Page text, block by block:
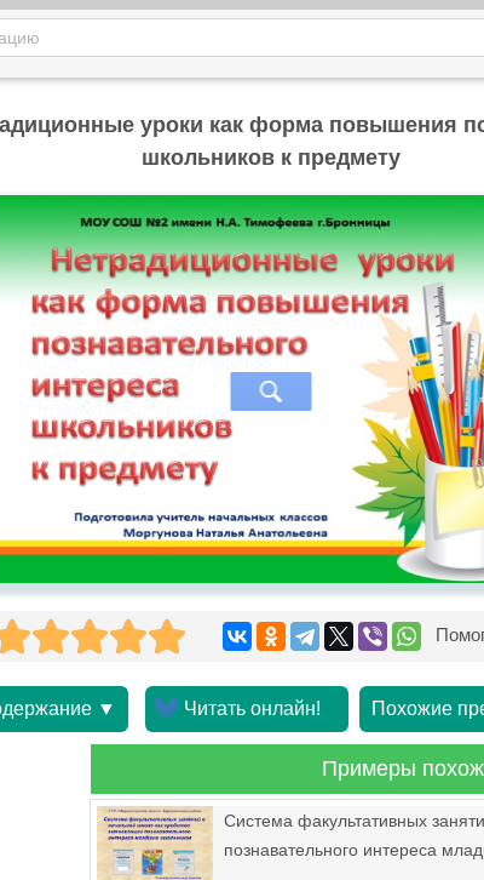
уроки как форма повышения
школьников к предмету
▼ Читать онлайн! Похожие
Примеры
Система факультативных
познавательного интереса